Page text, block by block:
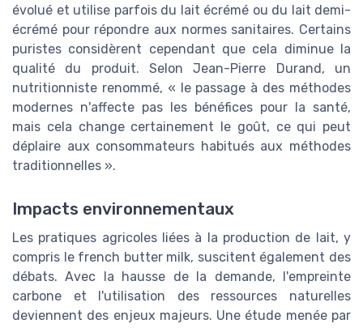
évolué et utilise parfois du lait écrémé ou du lait demi-
écrémé pour répondre aux normes sanitaires. Certains
puristes considèrent cependant que cela diminue la
qualité du produit. Selon Jean-Pierre Durand, un
nutritionniste renommé, « le passage à des méthodes
modernes n'affecte pas les bénéfices pour la santé,
mais cela change certainement le goût, ce qui peut
déplaire aux consommateurs habitués aux méthodes
traditionnelles ».
Impacts environnementaux
Les pratiques agricoles liées à la production de lait, y
compris le french butter milk, suscitent également des
débats. Avec la hausse de la demande, l'empreinte
carbone et l'utilisation des ressources naturelles
deviennent des enjeux majeurs. Une étude menée par